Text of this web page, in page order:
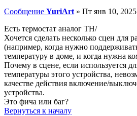
Сообщение YuriArt » Пт янв 10,
Есть термостат аналог TH/
Хочется сделать несколько сцен для
(например, когда нужно
температуру в доме, и когда нужна
Почему в сцене, если используется
температуры этого устройства,
качестве действия включение/
устройства.
Это фича или баг?
Вернуться к началу